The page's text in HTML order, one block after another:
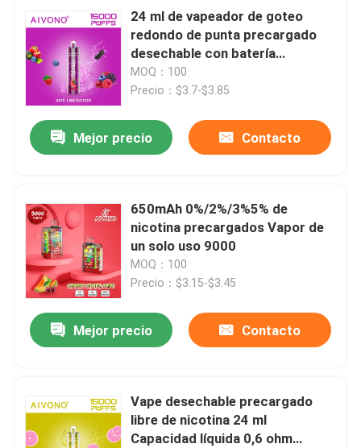
24 ml de vapeador de goteo
redondo de punta precargado
desechable con batería
recargable tipo C
MOQ：100
Precio：$3.7-$3.85
Mejor precio Contacto
650mAh 0%/2%/3%5% de
nicotina precargados Vapor de
un solo uso 9000
MOQ：100
Precio：$3.15-$3.45
Mejor precio Contacto
Vape desechable precargado
libre de nicotina 24 ml
Capacidad líquida 0,6 ohm